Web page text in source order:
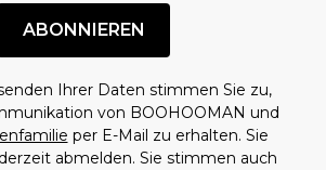
ABONNIEREN
Ihrer Daten stimmen Sie zu,
von BOOHOOMAN und
per E-Mail zu erhalten. Sie
abmelden. Sie stimmen auch